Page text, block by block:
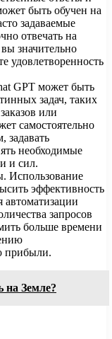
быть обучен на
задаваемые
отвечать на
значительно
удовлетворенность
GPT может быть
задач, таких
или
самостоятельно
задавать
необходимые
и сил.
Использование
эффективность
автоматизации
запросов
больше времени
прибыли.
на Земле?